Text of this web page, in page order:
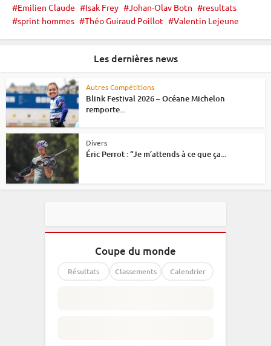
Emilien Claude
Isak Frey Johan-Olav Botn
resultats
sprint hommes
Théo Guiraud Poillot Valentin Lejeune
Les dernières news
Autres Compétitions
Blink Festival 2026 – Océane Michelon
remporte...
Divers
Éric Perrot : “Je m’attends à ce que ça...
Coupe du monde
Résultats Classements Calendrier